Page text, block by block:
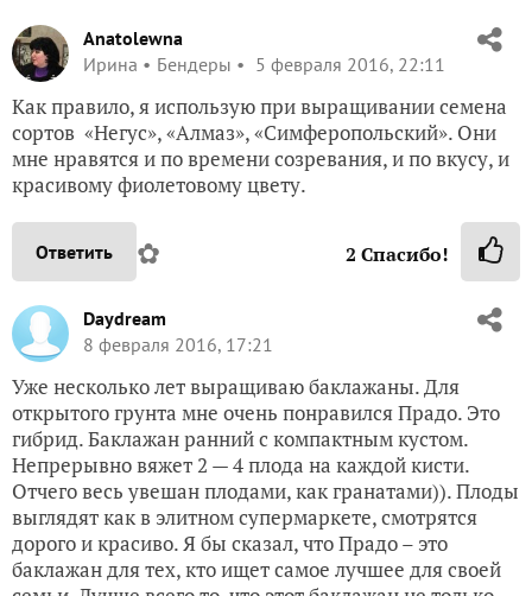
Anatolewna
Ирина
Бендеры 5 февраля 2016, 22:11
Как правило, я использую при выращивании семена
сортов «Негус», «Алмаз», «Симферопольский». Они
мне нравятся и по времени созревания, и по вкусу, и
красивому фиолетовому цвету.
Ответить ✿ 2 Спасибо!
Daydream
8 февраля 2016, 17:21
Уже несколько лет выращиваю баклажаны. Для
открытого грунта мне очень понравился Прадо. Это
гибрид. Баклажан ранний с компактным кустом.
Непрерывно вяжет 2 — 4 плода на каждой кисти.
Отчего весь увешан плодами, как гранатами)). Плоды
выглядят как в элитном супермаркете, смотрятся
дорого и красиво. Я бы сказал, что Прадо – это
баклажан для тех, кто ищет самое лучшее для своей